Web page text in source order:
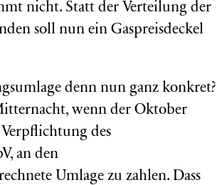
nicht. Statt der Verteilung der
soll nun ein Gaspreisdeckel
denn nun ganz konkret?
wenn der Oktober
des
an den
Umlage zu zahlen. Dass